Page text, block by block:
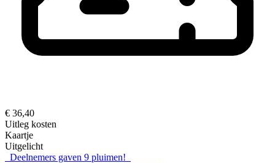
€ 36,40
Uitleg kosten
Kaartje
Uitgelicht
Deelnemers gaven 9 pluimen!